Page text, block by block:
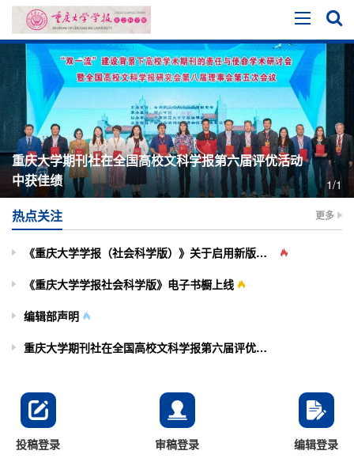
重庆大学期刊社在全国高校文科学报第六届评优活动
中获佳绩
1/1
热点关注 更多
《重庆大学学报（社会科学版）》关于启用新版投审稿系统的通知
《重庆大学学报社会科学版》电子书橱上线
编辑部声明
重庆大学期刊社在全国高校文科学报第六届评优活动中获佳绩
投稿登录 审稿登录 编辑登录